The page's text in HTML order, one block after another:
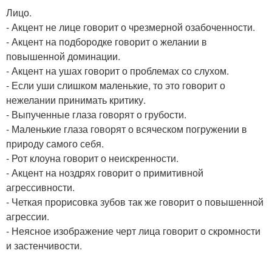
Лицо.
- Акцент не лице говорит о чрезмерной озабоченности.
- Акцент на подбородке говорит о желании в
повышенной доминации.
- Акцент на ушах говорит о проблемах со слухом.
- Если уши слишком маленькие, то это говорит о
нежелании принимать критику.
- Выпученные глаза говорят о грубости.
- Маленькие глаза говорят о всяческом погружении в
природу самого себя.
- Рот клоуна говорит о неискренности.
- Акцент на ноздрях говорит о примитивной
агрессивности.
- Четкая прорисовка зубов так же говорит о повышенной
агрессии.
- Неясное изображение черт лица говорит о скромности
и застенчивости.